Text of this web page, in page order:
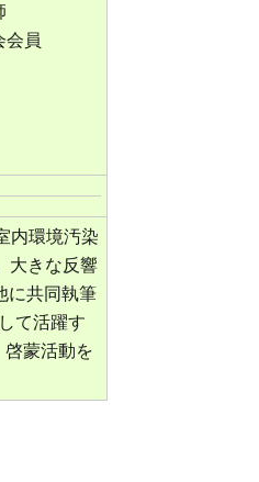
会員
内環境汚染
大きな反響
に共同執筆
て活躍す
蒙活動を